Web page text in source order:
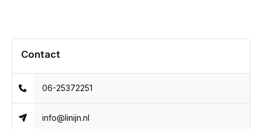
Contact
06-25372251
info@linijn.nl